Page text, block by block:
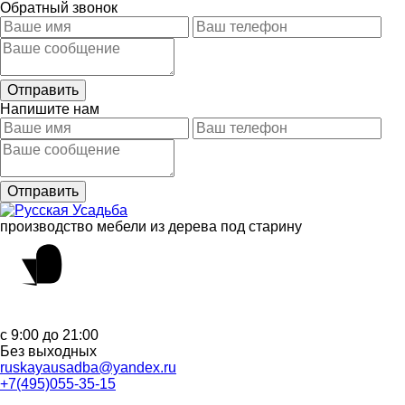
Обратный звонок
Напишите нам
производство мебели из дерева под старину
с 9:00 до 21:00
Без выходных
ruskayausadba@yandex.ru
+7(495)055-35-15